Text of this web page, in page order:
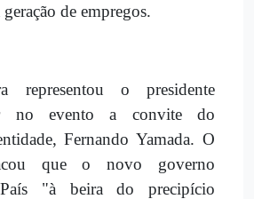
de empregos.
representou o presidente
no evento a convite do
Fernando Yamada. O
que o novo governo
"à beira do precipício